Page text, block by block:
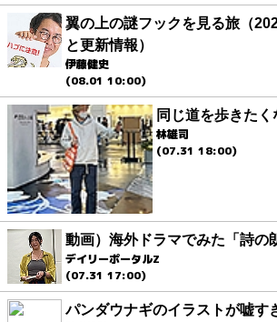
翼の上の謎フックを見る旅（
と更新情報）
伊藤健史
(08.01 10:00)
同じ道を歩きたく
林雄司
(07.31 18:00)
動画）海外ドラマでみた「詩の
デイリーポータルZ
(07.31 17:00)
パンダウナギのイラストが嘘す